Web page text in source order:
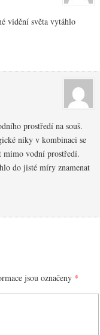
vidění světa vytáhlo
prostředí na souš.
niky v kombinaci se
mimo vodní prostředí.
do jisté míry znamenat
jsou označeny *